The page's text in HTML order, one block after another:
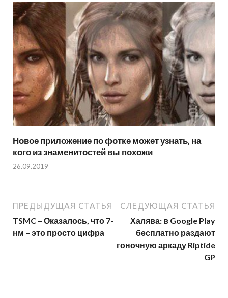
Новое приложение по фотке может узнать, на
кого из знаменитостей вы похожи
26.09.2019
ПРЕДЫДУЩАЯ СТАТЬЯ
TSMC – Оказалось, что 7-
нм – это просто цифра
СЛЕДУЮЩАЯ СТАТЬЯ
Халява: в Google Play
бесплатно раздают
гоночную аркаду Riptide
GP